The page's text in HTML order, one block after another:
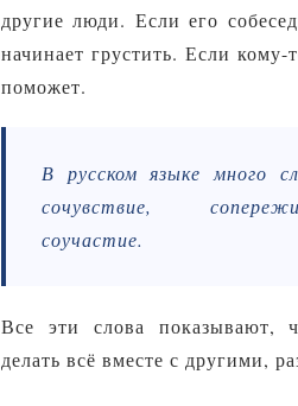
другие люди. Если его
начинает грустить. Если кому-
поможет.
В русском языке много
сочувствие,
соучастие.
Все эти слова показывают,
делать всё вместе с другими,